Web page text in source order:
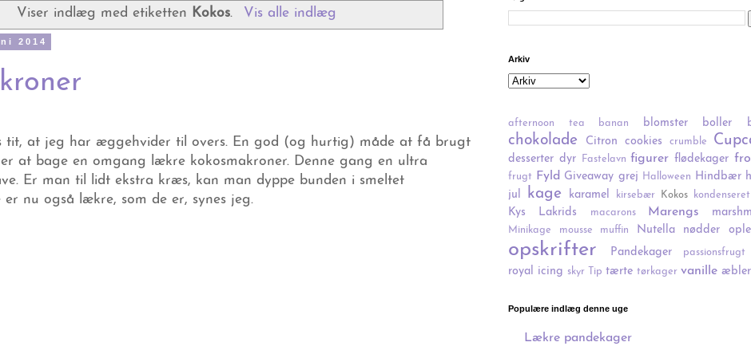
Viser indlæg med etiketten Kokos. Vis alle indlæg
2014
tit, at jeg har æggehvider til overs. En god (og hurtig) måde at få brugt
at bage en omgang lækre kokosmakroner. Denne gang en ultra
Er man til lidt ekstra kræs, kan man dyppe bunden i smeltet
er nu også lækre, som de er, synes jeg.
Arkiv
afternoon tea banan blomster boller
chokolade Citron cookies crumble
desserter dyr Fastelavn figurer flødekager
frugt Fyld Giveaway grej Halloween Hindbær
jul
kage karamel kirsebær Kokos
Kys Lakrids macarons Marengs
Minikage mousse muffin Nutella nødder
opskrifter Pandekager passionsfrugt
royal icing skyr Tip tærte tørkager vanille æbler
Populære indlæg denne uge
Lækre pandekager